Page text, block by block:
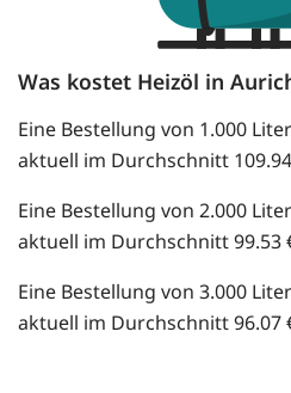
Was kostet Heizöl in
Eine Bestellung von 1.000
aktuell im Durchschnitt
Eine Bestellung von 2.000
aktuell im Durchschnitt 99.53
Eine Bestellung von 3.000
aktuell im Durchschnitt 96.07